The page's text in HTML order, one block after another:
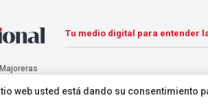
Tu medio digital para entender
web usted está dando su consentimiento